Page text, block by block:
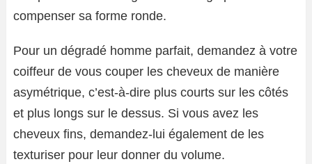
compenser sa forme ronde.
Pour un dégradé homme parfait, demandez à votre
coiffeur de vous couper les cheveux de manière
asymétrique, c’est-à-dire plus courts sur les côtés
et plus longs sur le dessus. Si vous avez les
cheveux fins, demandez-lui également de les
texturiser pour leur donner du volume.